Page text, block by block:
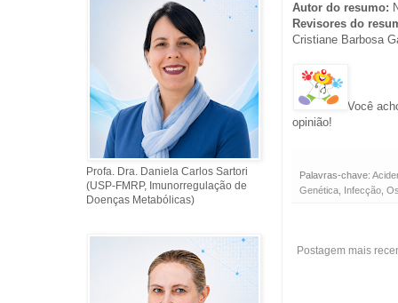
Autor do resumo:
Revisores do
Cristiane Barbosa
Você
opinião!
Palavras-chave:
Genética Infecção ,
Postagem mais
Profa. Dra. Daniela Carlos Sartori
(USP-FMRP, Imunorregulação de
Doenças Metabólicas)